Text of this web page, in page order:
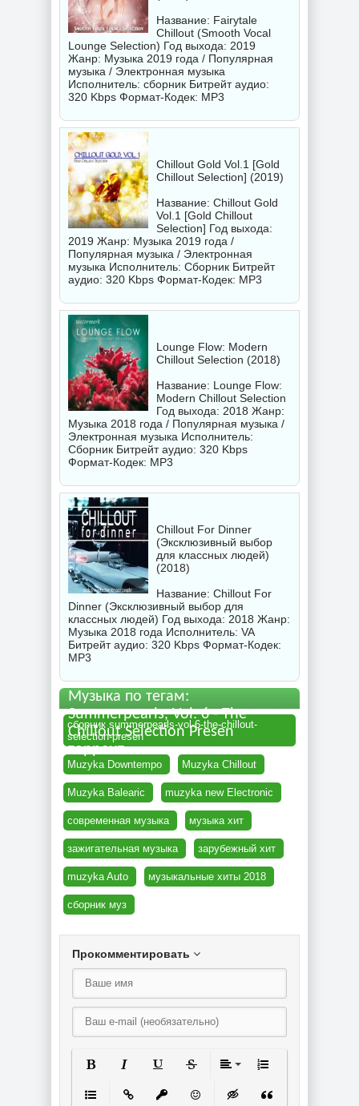
Название: Fairytale
Chillout (Smooth Vocal
Lounge Selection) Год выхода: 2019
Жанр: Музыка 2019 года / Популярная
музыка / Электронная музыка
Исполнитель: сборник Битрейт аудио:
320 Kbps Формат-Кодек: MP3
Chillout Gold Vol.1 [Gold
Chillout Selection] (2019)
Название: Chillout Gold
Vol.1 [Gold Chillout
Selection] Год выхода:
2019 Жанр: Музыка 2019 года /
Популярная музыка / Электронная
музыка Исполнитель: Сборник Битрейт
аудио: 320 Kbps Формат-Кодек: MP3
Lounge Flow: Modern
Chillout Selection (2018)
Название: Lounge Flow:
Modern Chillout Selection
Год выхода: 2018 Жанр:
Музыка 2018 года / Популярная музыка /
Электронная музыка Исполнитель:
Сборник Битрейт аудио: 320 Kbps
Формат-Кодек: MP3
Chillout For Dinner
(Эксклюзивный выбор
для классных людей)
(2018)
Название: Chillout For
Dinner (Эксклюзивный выбор для
классных людей) Год выхода: 2018 Жанр:
Музыка 2018 года Исполнитель: VA
Битрейт аудио: 320 Kbps Формат-Кодек:
MP3
Музыка по тегам:
Summerpearls, Vol. 6 - The
Chillout Selection Presen
торрент
сборник summerpearls-vol-6-the-chillout-
selection-presen
Muzyka Downtempo Muzyka Chillout
Muzyka Balearic muzyka new Electronic
современная музыка музыка хит
зажигательная музыка зарубежный хит
muzyka Auto музыкальные хиты 2018
сборник муз
Прокомментировать